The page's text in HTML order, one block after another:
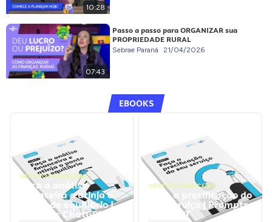
10:28
07:43
Passo a passo para ORGANIZAR sua
PROPRIEDADE RURAL
Sebrae Paraná 21/04/2026
EBOOKS
GESTÃO FINANCEIRA
Faça a análise
financeira e atinja o
ponto de equilíbrio |
Prompts ChatGPT
GESTÃO FINANCEIRA
Faça a precificação do
seu serviço | Prompts
ChatGPT